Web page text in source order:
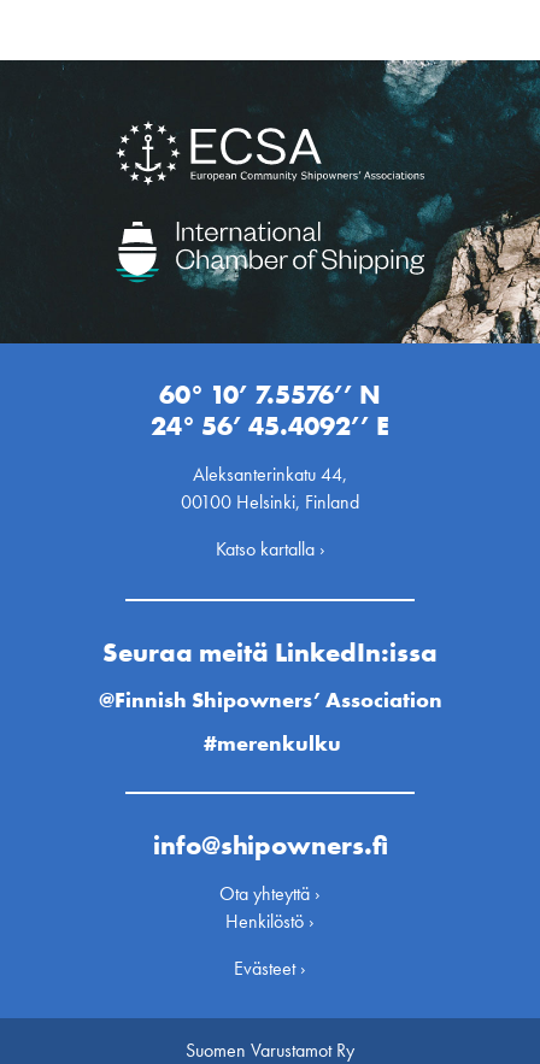
60° 10’ 7.5576’’ N
24° 56’ 45.4092’’ E
Aleksanterinkatu 44,
00100 Helsinki, Finland
Katso kartalla ›
Seuraa meitä LinkedIn:issa
@Finnish Shipowners’ Association
#merenkulku
info@shipowners.fi
Ota yhteyttä ›
Henkilöstö ›
Evästeet ›
Suomen Varustamot Ry